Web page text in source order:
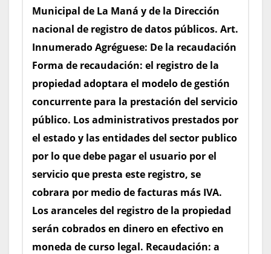
Municipal de La Maná y de la Dirección
nacional de registro de datos públicos. Art.
InnumeradoAgréguese: De la recaudación
Forma de recaudación: el registro de la
propiedad adoptara el modelo de gestión
concurrente para la prestación del servicio
público. Los administrativos prestados por
el estado y las entidades del sector publico
por lo que debe pagar el usuario por el
servicio que presta este registro, se
cobrara por medio de facturas más IVA.
Los aranceles del registro de la propiedad
serán cobrados en dinero en efectivo en
moneda de curso legal. Recaudación: a